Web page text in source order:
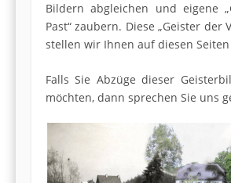
Bildern abgleichen und eigene
Past“ zaubern. Diese „Geister der
stellen wir Ihnen auf diesen Seiten
Falls Sie Abzüge dieser
möchten, dann sprechen Sie uns